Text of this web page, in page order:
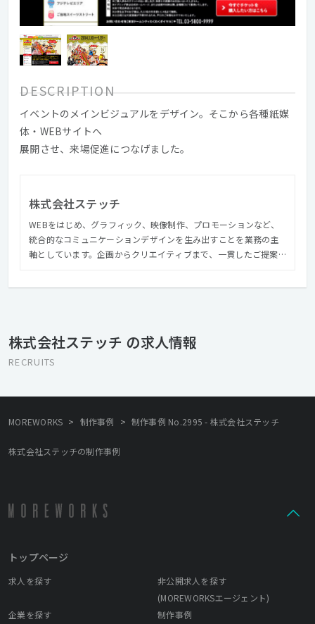
DESCRIPTION
イベントのメインビジュアルをデザイン。そこから各種紙媒
体・WEBサイトへ
展開させ、来場促進につなげました。
株式会社ステッチ
WEBをはじめ、グラフィック、映像制作、プロモーションなど、
統合的なコミュニケーションデザインを生み出すことを業務の主
軸としています。企画からクリエイティブまで、一貫したご提案
と広告企画制作会社でありながら多数の事業を行っております。
それらは決して広告と無関係の事業ではなく、生活者と直接関わ
株式会社ステッチ の求人情報
RECRUITS
MOREWORKS > 制作事例 > 制作事例 No.2995 - 株式会社ステッチ
株式会社ステッチの制作事例
トップページ
求人を探す
非公開求人を探す
(MOREWORKSエージェント)
企業を探す
制作事例